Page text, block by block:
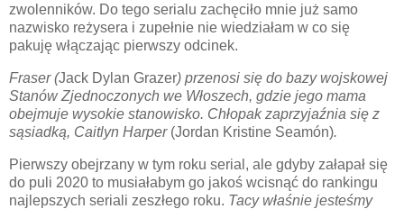
zwolenników. Do tego serialu zachęciło mnie już samo
nazwisko reżysera i zupełnie nie wiedziałam w co się
pakuję włączając pierwszy odcinek.
Fraser (Jack Dylan Grazer) przenosi się do bazy wojskowej
Stanów Zjednoczonych we Włoszech, gdzie jego mama
obejmuje wysokie stanowisko. Chłopak zaprzyjaźnia się z
sąsiadką, Caitlyn Harper (Jordan Kristine Seamón).
Pierwszy obejrzany w tym roku serial, ale gdyby załapał się
do puli 2020 to musiałabym go jakoś wcisnąć do rankingu
najlepszych seriali zeszłego roku. Tacy właśnie jesteśmy